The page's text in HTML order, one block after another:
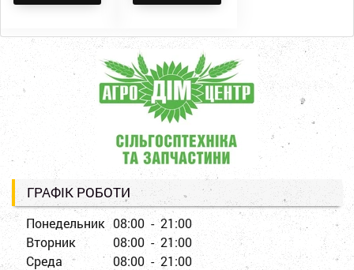
ГРАФІК РОБОТИ
Понедельник 08:00 - 21:00
Вторник
08:00 - 21:00
Среда
08:00 - 21:00